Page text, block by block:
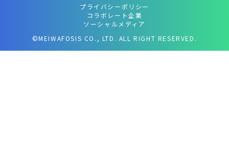
プライバシーポリシー
コラボレート企業
ソーシャルメディア
©MEIWAFOSIS CO., LTD. ALL RIGHT RESERVED.